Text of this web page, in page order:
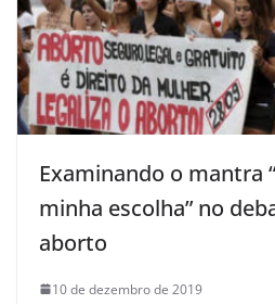
Examinando o mantra
minha escolha” no
aborto
10 de dezembro de 2019